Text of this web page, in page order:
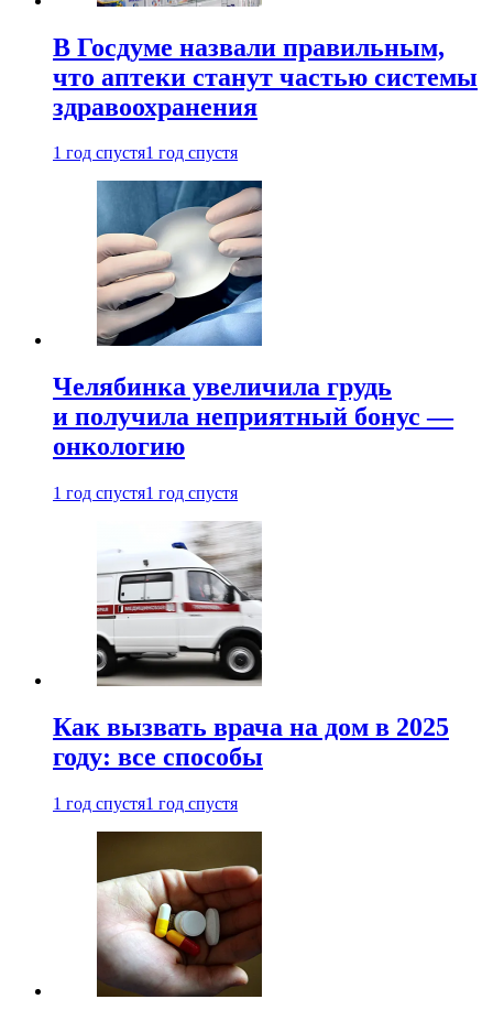
В Госдуме назвали правильным,
что аптеки станут частью системы
здравоохранения
1 год спустя1 год спустя
Челябинка увеличила грудь
и получила неприятный бонус —
онкологию
1 год спустя1 год спустя
Как вызвать врача на дом в 2025
году: все способы
1 год спустя1 год спустя